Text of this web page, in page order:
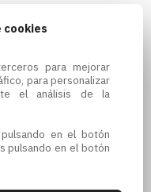
cookies
para mejorar
para personalizar
el análisis de la
en el botón
pulsando en el botón